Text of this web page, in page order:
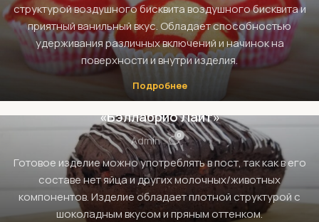
структурой воздушного бисквита воздушного бисквита и
приятный ванильный вкус. Обладает способностью
удерживания различных включений и начинок на
поверхности и внутри изделия.
Подробнее
МАФФИНЫ, КЕКСЫ И КАПКЕЙКИ
Постный пряный шоколадный кекс на
«Бэллабрио Лайт»
Admin 0
Готовое изделие можно употреблять в пост, так как в его
составе нет яйца и других молочных/животных
компонентов. Изделие обладает плотной структурой с
шоколадным вкусом и пряным оттенком.